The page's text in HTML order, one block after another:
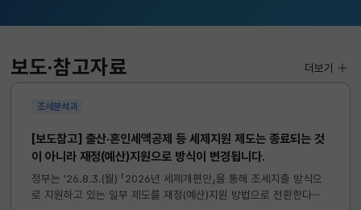
국고채(3년)
보도·참고자료
조세분석과
[보도참고] 출산·혼인세액공제 등 세제지원 제도는 종료되는 것
이 아니라 재정(예산)지원으로 방식이 변경됩니다.
정부는 ’26.8.3.(월) 「2026년 세제개편안」을 통해 조세지출 방식으
로 지원하고 있는 일부 제도를 재정(예산)지원 방법으로 전환한다고
더보기